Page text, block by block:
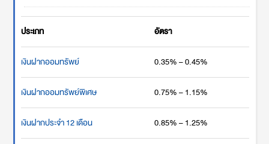
ประเภท อัตรา
เงินฝากออมทรัพย์ 0.35% – 0.45%
เงินฝากออมทรัพย์พิเศษ 0.75% – 1.15%
เงินฝากประจำ 12 เดือน 0.85% – 1.25%